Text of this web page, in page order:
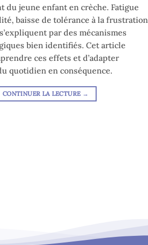
du jeune enfant en crèche. Fatigue
baisse de tolérance à la frustration
par des mécanismes
bien identifiés. Cet article
ces effets et d’adapter
quotidien en conséquence.
CONTINUER LA LECTURE →